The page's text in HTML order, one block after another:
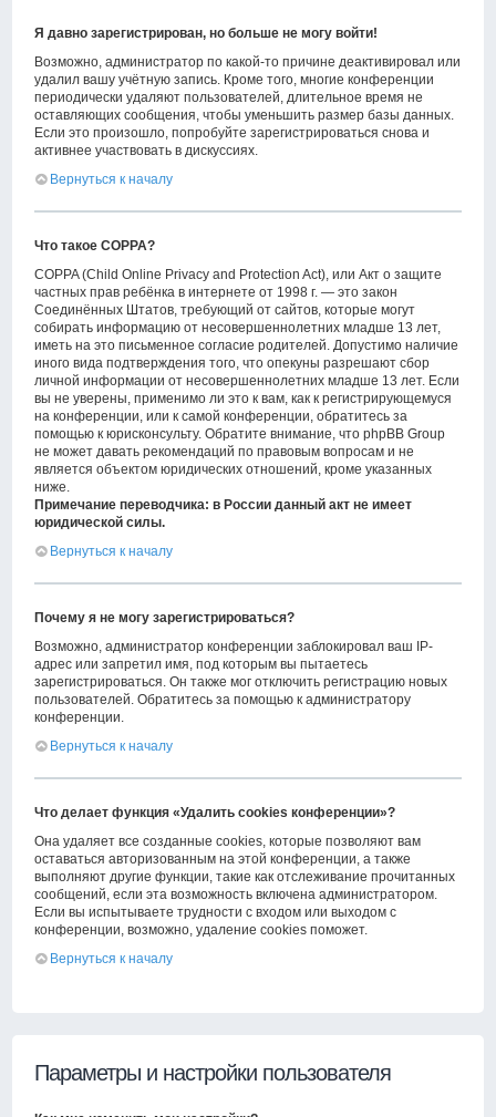
Я давно зарегистрирован, но больше не могу войти!
Возможно, администратор по какой-то причине деактивировал или
удалил вашу учётную запись. Кроме того, многие конференции
периодически удаляют пользователей, длительное время не
оставляющих сообщения, чтобы уменьшить размер базы данных.
Если это произошло, попробуйте зарегистрироваться снова и
активнее участвовать в дискуссиях.
Вернуться к началу
Что такое COPPA?
COPPA (Child Online Privacy and Protection Act), или Акт о защите
частных прав ребёнка в интернете от 1998 г. — это закон
Соединённых Штатов, требующий от сайтов, которые могут
собирать информацию от несовершеннолетних младше 13 лет,
иметь на это письменное согласие родителей. Допустимо наличие
иного вида подтверждения того, что опекуны разрешают сбор
личной информации от несовершеннолетних младше 13 лет. Если
вы не уверены, применимо ли это к вам, как к регистрирующемуся
на конференции, или к самой конференции, обратитесь за
помощью к юрисконсульту. Обратите внимание, что phpBB Group
не может давать рекомендаций по правовым вопросам и не
является объектом юридических отношений, кроме указанных
ниже.
Примечание переводчика: в России данный акт не имеет
юридической силы.
Вернуться к началу
Почему я не могу зарегистрироваться?
Возможно, администратор конференции заблокировал ваш IP-
адрес или запретил имя, под которым вы пытаетесь
зарегистрироваться. Он также мог отключить регистрацию новых
пользователей. Обратитесь за помощью к администратору
конференции.
Вернуться к началу
Что делает функция «Удалить cookies конференции»?
Она удаляет все созданные cookies, которые позволяют вам
оставаться авторизованным на этой конференции, а также
выполняют другие функции, такие как отслеживание прочитанных
сообщений, если эта возможность включена администратором.
Если вы испытываете трудности с входом или выходом с
конференции, возможно, удаление cookies поможет.
Вернуться к началу
Параметры и настройки пользователя